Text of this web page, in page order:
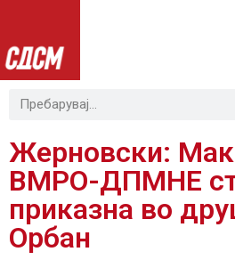
Жерновски:
ВМРО-ДПМНЕ
приказна во
Орбан